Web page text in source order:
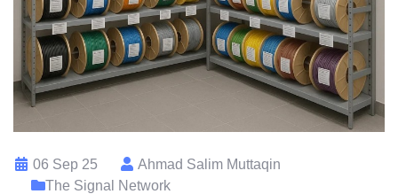
06 Sep 25
Ahmad Salim Muttaqin
The Signal Network